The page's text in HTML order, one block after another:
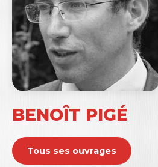
BENOÎT PIGÉ
Tous ses ouvrages